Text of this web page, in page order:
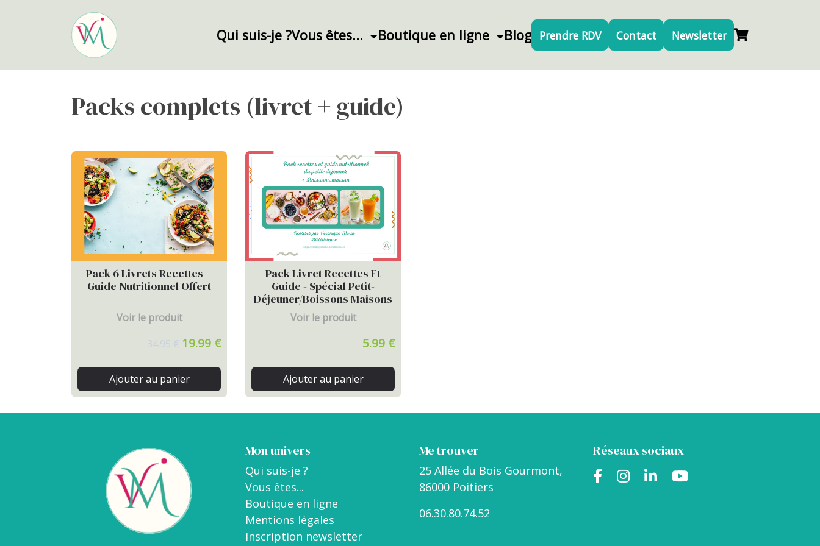
Qui suis-je ?Vous êtes... Boutique en ligne Blog Prendre RDV Contact Newsletter
Packs complets (livret + guide)
Pack 6 Livrets Recettes +
Guide Nutritionnel Offert
Voir le produit
19.99 €
Ajouter au panier
Pack Livret Recettes Et
Guide - Spécial Petit-
Déjeuner/boissons Maisons
Voir le produit
5.99 €
Ajouter au panier
Mon univers
Qui suis-je ?
Vous êtes...
Boutique en ligne
Mentions légales
Inscription newsletter
Me trouver
25 Allée du Bois Gourmont,
86000 Poitiers
06.30.80.74.52
Réseaux sociaux